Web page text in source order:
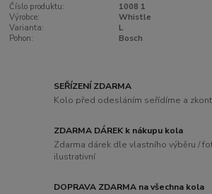
Číslo produktu:
1008 1
Výrobce:
Whistle
Varianta:
L
Pohon:
Bosch
SEŘÍZENÍ ZDARMA
Kolo před odesláním seřídíme a
ZDARMA DÁREK k nákupu kola
Zdarma dárek dle vlastního výběru /
ilustrativní
DOPRAVA ZDARMA na všechna kola